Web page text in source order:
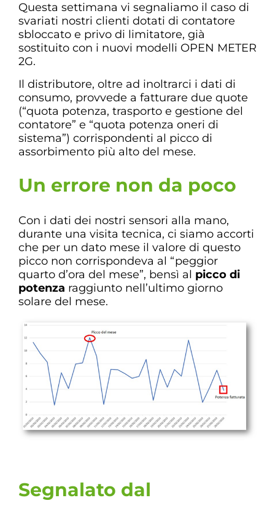
Questa settimana vi segnaliamo il caso di
svariati nostri clienti dotati di contatore
sbloccato e privo di limitatore, già
sostituito con i nuovi modelli OPEN METER
2G.
Il distributore, oltre ad inoltrarci i dati di
consumo, provvede a fatturare due quote
(“quota potenza, trasporto e gestione del
contatore” e “quota potenza oneri di
sistema”) corrispondenti al picco di
assorbimento più alto del mese.
Un errore non da poco
Con i dati dei nostri sensori alla mano,
durante una visita tecnica, ci siamo accorti
che per un dato mese il valore di questo
picco non corrispondeva al “peggior
quarto d’ora del mese”, bensì al picco di
potenza raggiunto nell’ultimo giorno
solare del mese.
Segnalato dal